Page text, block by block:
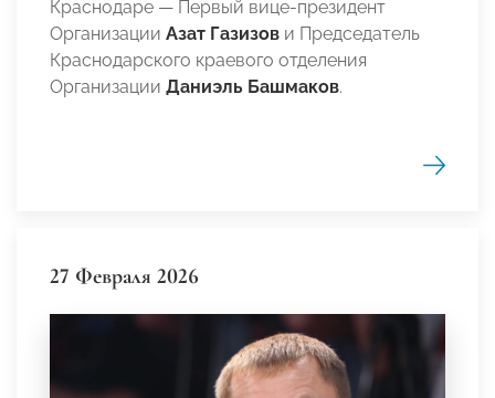
Краснодаре — Первый вице-президент
Организации Азат Газизов и Председатель
Краснодарского краевого отделения
Организации Даниэль Башмаков.
27 Февраля 2026